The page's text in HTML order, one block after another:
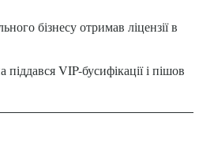
бізнесу отримав ліцензії в
VIP-бусифікації і пішов